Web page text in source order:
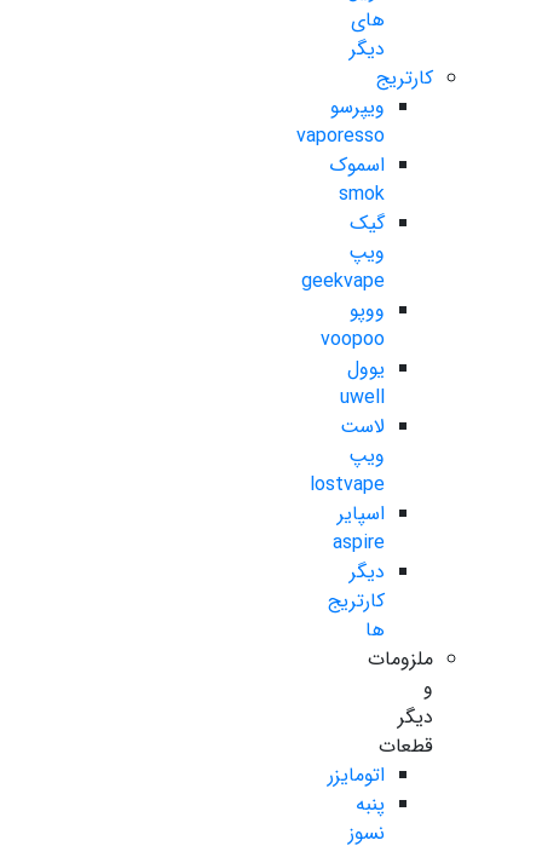
های
دیگر
کارتریج
ویپرسو
vaporesso
اسموک
smok
گیک
ویپ
geekvape
ووپو
voopoo
یوول
uwell
لاست
ویپ
lostvape
اسپایر
aspire
دیگر
کارتریج
ها
ملزومات
و
دیگر
قطعات
اتومایزر
پنبه
نسوز